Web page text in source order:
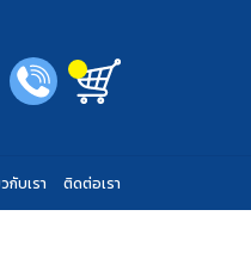
กับเรา ติดต่อเรา